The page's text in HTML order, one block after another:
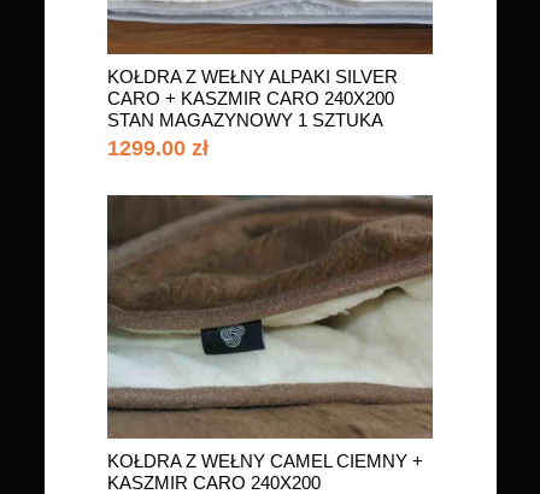
KOŁDRA Z WEŁNY ALPAKI SILVER
CARO + KASZMIR CARO 240X200
STAN MAGAZYNOWY 1 SZTUKA
1299.00 zł
KOŁDRA Z WEŁNY CAMEL CIEMNY +
KASZMIR CARO 240X200